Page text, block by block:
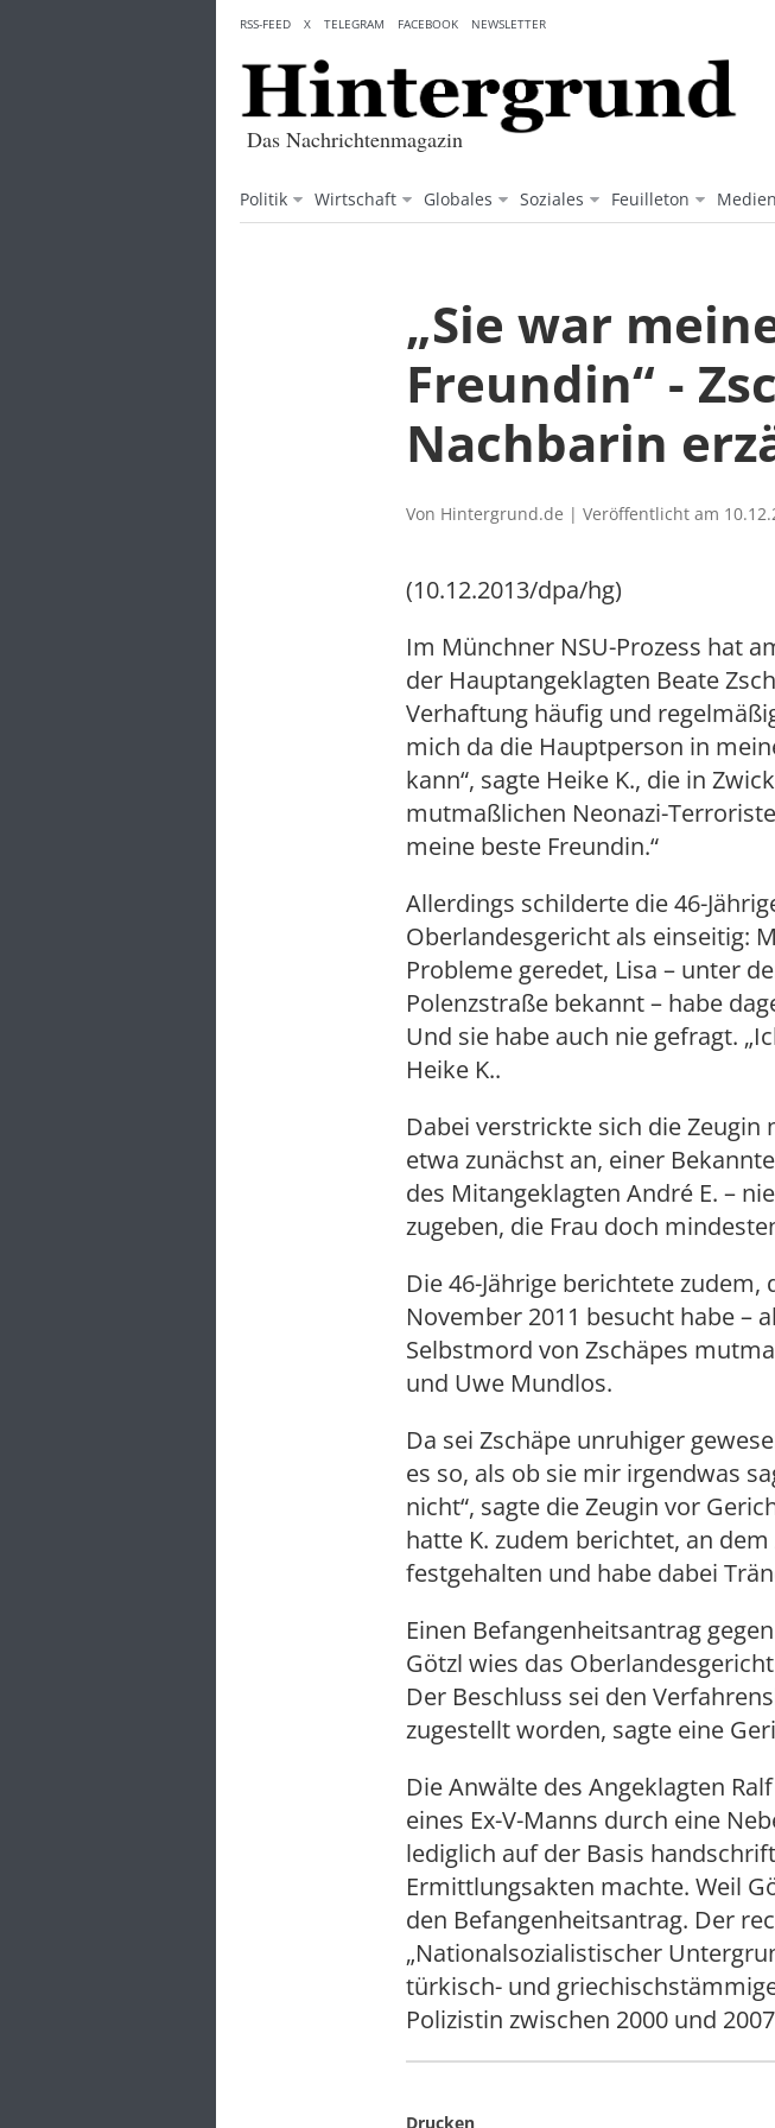
content
Das Nachrichtenmagazin
Politik Wirtschaft Globales Soziales Feuilleton Medien
RSS-FEED X TELEGRAM FACEBOOK NEWSLETTER
„Sie war
Freundin“ -
Nachbarin
Von Hintergrund.de | Veröffentlicht am
(10.12.2013/dpa/hg)
Im Münchner NSU-Prozess hat
der Hauptangeklagten Beate
Verhaftung häufig und
mich da die Hauptperson in
kann“, sagte Heike K., die in
mutmaßlichen Neonazi-
meine beste Freundin.“
Allerdings schilderte die 46-
Oberlandesgericht als einseitig:
Probleme geredet, Lisa – unter
Polenzstraße bekannt – habe
Und sie habe auch nie gefragt.
Heike K..
Dabei verstrickte sich die Zeugin
etwa zunächst an, einer
des Mitangeklagten André E. –
zugeben, die Frau doch
Die 46-Jährige berichtete zudem,
November 2011 besucht habe –
Selbstmord von Zschäpes
und Uwe Mundlos.
Da sei Zschäpe unruhiger
es so, als ob sie mir irgendwas
nicht“, sagte die Zeugin vor
hatte K. zudem berichtet, an
festgehalten und habe dabei
Einen Befangenheitsantrag
Götzl wies das
Der Beschluss sei den
zugestellt worden, sagte eine
Die Anwälte des Angeklagten
eines Ex-V-Manns durch eine
lediglich auf der Basis
Ermittlungsakten machte. Weil
den Befangenheitsantrag. Der
„Nationalsozialistischer
türkisch- und
Polizistin zwischen 2000 und
Drucken